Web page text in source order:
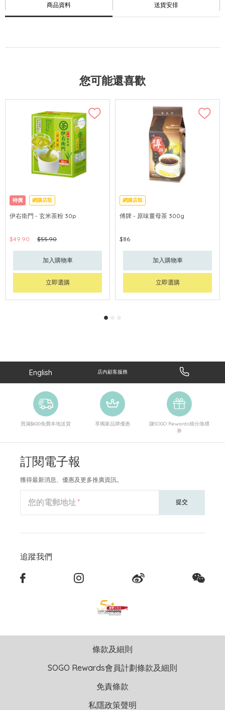
商品資料 送貨安排
您可能還喜歡
特價 網購店取
伊右衛門 - 玄米茶粉 30p
$49.90 $55.90
加入購物車
立即選購
網購店取
傅牌 - 原味薑母茶 300g
$86
加入購物車
立即選購
English 店內顧客服務
買滿$600免費本地送貨 享獨家品牌優惠
賺SOGO Rewards積分換禮
券
訂閱電子報
獲得最新消息、優惠及更多推廣資訊。
您的電郵地址 提交
追蹤我們
條款及細則
SOGO Rewards會員計劃條款及細則
免責條款
私隱政策聲明